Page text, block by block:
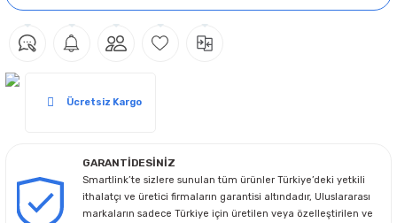
Ücretsiz Kargo
GARANTİDESİNİZ
Smartlink’te sizlere sunulan tüm ürünler Türkiye’deki yetkili
ithalatçı ve üretici firmaların garantisi altındadır, Uluslararası
markaların sadece Türkiye için üretilen veya özelleştirilen ve